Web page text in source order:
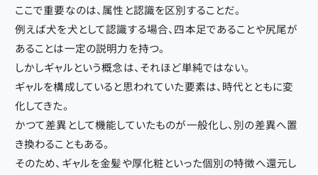
ここで重要なのは、属性と認識を区別することだ。
例えば犬を犬として認識する場合、四本足であることや尻尾が
あることは一定の説明力を持つ。
しかしギャルという概念は、それほど単純ではない。
ギャルを構成していると思われていた要素は、時代とともに変
化してきた。
かつて差異として機能していたものが一般化し、別の差異へ置
き換わることもある。
そのため、ギャルを金髪や厚化粧といった個別の特徴へ還元し